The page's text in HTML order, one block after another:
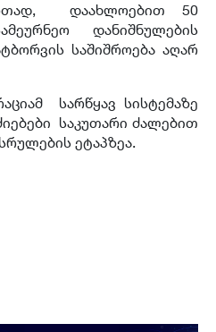
დაახლოებით 50
დანიშნულების
საშიშროება აღარ
სარწყავ სისტემაზე
საკუთარი ძალებით
ეტაპზეა.